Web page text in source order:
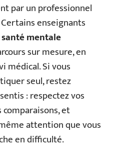
par un professionnel
enseignants
mentale
sur mesure, en
médical. Si vous
seul, restez
: respectez vos
et
attention que vous
en difficulté.